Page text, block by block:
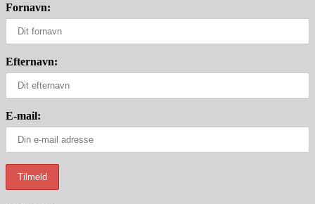
Fornavn:
Efternavn:
E-mail: